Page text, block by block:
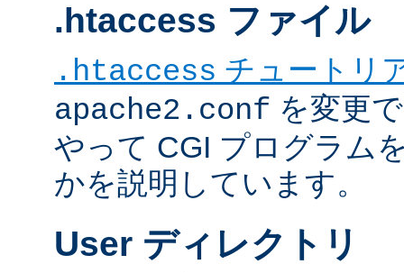
.htaccess ファイル
.htaccess チュートリ
apache2.conf を変更
やって CGI プログラム
かを説明しています。
User ディレクトリ